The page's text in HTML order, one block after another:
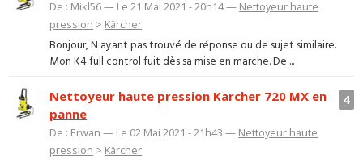
De : Mikl56 — Le 21 Mai 2021 - 20h14 — Nettoyeur haute
pression > Kärcher
Bonjour, N ayant pas trouvé de réponse ou de sujet similaire.
Mon K4 full control fuit dès sa mise en marche. De ...
4
Nettoyeur haute pression Karcher 720 MX en
panne
De : Erwan — Le 02 Mai 2021 - 21h43 — Nettoyeur haute
pression > Kärcher